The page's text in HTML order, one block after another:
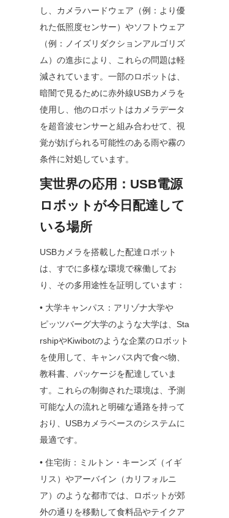
し、カメラハードウェア（例：より優
れた低照度センサー）やソフトウェア
（例：ノイズリダクションアルゴリズ
ム）の進歩により、これらの問題は軽
減されています。一部のロボットは、
暗闇で見るために赤外線USBカメラを
使用し、他のロボットはカメラデータ
を超音波センサーと組み合わせて、視
覚が妨げられる可能性のある雨や霧の
条件に対処しています。
実世界の応用：USB電源
ロボットが今日配達して
いる場所
USBカメラを搭載した配達ロボット
は、すでに多様な環境で稼働してお
り、その多用途性を証明しています：
• 大学キャンパス：アリゾナ大学や
ピッツバーグ大学のような大学は、Sta
rshipやKiwibotのような企業のロボット
を使用して、キャンパス内で食べ物、
教科書、パッケージを配達していま
す。これらの制御された環境は、予測
可能な人の流れと明確な通路を持って
おり、USBカメラベースのシステムに
最適です。
• 住宅街：ミルトン・キーンズ（イギ
リス）やアーバイン（カリフォルニ
ア）のような都市では、ロボットが郊
外の通りを移動して食料品やテイクア